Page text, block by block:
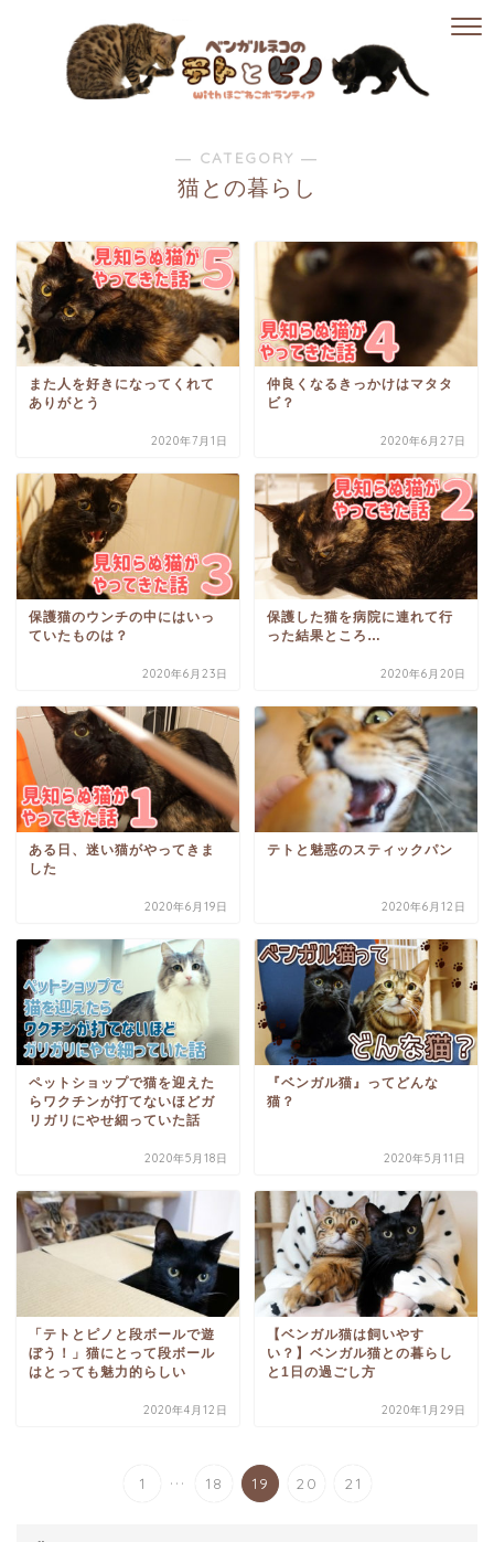
― CATEGORY ―
猫との暮らし
また人を好きになってくれて
ありがとう
2020年7月1日
仲良くなるきっかけはマタタ
ビ？
2020年6月27日
保護猫のウンチの中にはいっ
ていたものは？
2020年6月23日
保護した猫を病院に連れて行
った結果ところ…
2020年6月20日
ある日、迷い猫がやってきま
した
2020年6月19日
テトと魅惑のスティックパン
2020年6月12日
ペットショップで猫を迎えた
らワクチンが打てないほどガ
リガリにやせ細っていた話
2020年5月18日
『ベンガル猫』ってどんな
猫？
2020年5月11日
「テトとピノと段ボールで遊
ぼう！」猫にとって段ボール
はとっても魅力的らしい
2020年4月12日
【ベンガル猫は飼いやす
い？】ベンガル猫との暮らし
と1日の過ごし方
2020年1月29日
1 ... 18 19 20 21